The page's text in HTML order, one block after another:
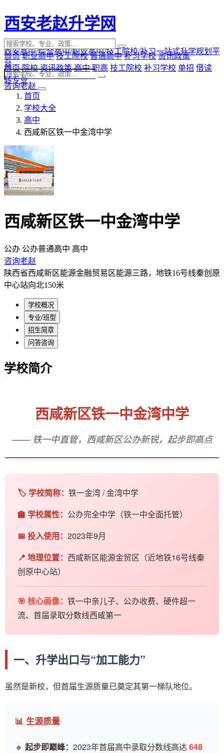
西安老赵升学网
西安高中/综合高中/职业高中/技工院校/补习一站式升学规划平
台
咨询老赵
首页 职业高中 技工院校 普通高中 补习学校 资讯政策
首页 院校 资讯政策 高中 职高 技工院校 补习学校 单招 借读
转专业
首页
学校大全
高中
西咸新区铁一中金湾中学
西咸新区铁一中金湾中学
公办 公办普通高中 高中
咨询老赵
陕西省西咸新区能源金融贸易区能源三路，地铁16号线秦创原
中心站向北150米
学校概况
专业/班型
招生简章
问答咨询
学校简介
西咸新区铁一中金湾中学
—— 铁一中直管，西咸新区公办新锐，起步即高点
🏷️ 学校简称： 铁一金湾 / 金湾中学
🏫 学校属性： 公办完全中学（铁一中全面托管）
📅 投入使用： 2023年9月
📍 地理位置： 西咸新区能源金贸区（近地铁16号线秦
创原中心站）
🎯 核心画像： 铁一中亲儿子、公办收费、硬件超一
流、首届录取分数线西咸第一
一、升学出口与“加工能力”
虽然是新校，但首届生源质量已奠定其第一梯队地位。
📊 生源质量
🔹 起步即巅峰： 2023年首届高中录取分数线高达 648